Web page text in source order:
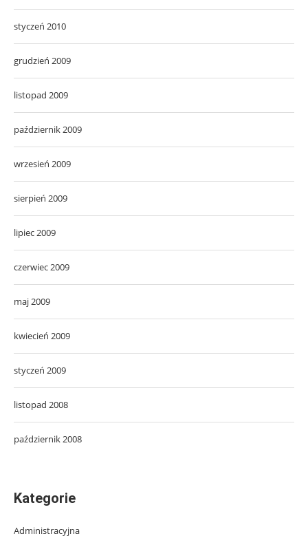
styczeń 2010
grudzień 2009
listopad 2009
październik 2009
wrzesień 2009
sierpień 2009
lipiec 2009
czerwiec 2009
maj 2009
kwiecień 2009
styczeń 2009
listopad 2008
październik 2008
Kategorie
Administracyjna